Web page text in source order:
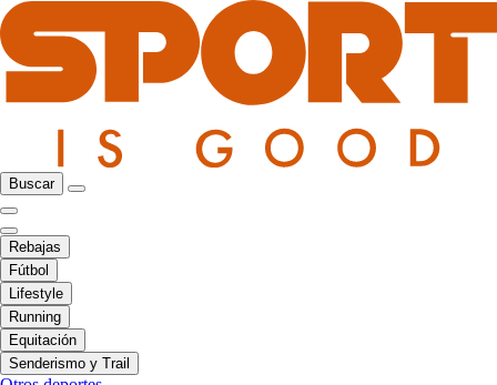
Buscar
Rebajas
Fútbol
Lifestyle
Running
Equitación
Senderismo y Trail